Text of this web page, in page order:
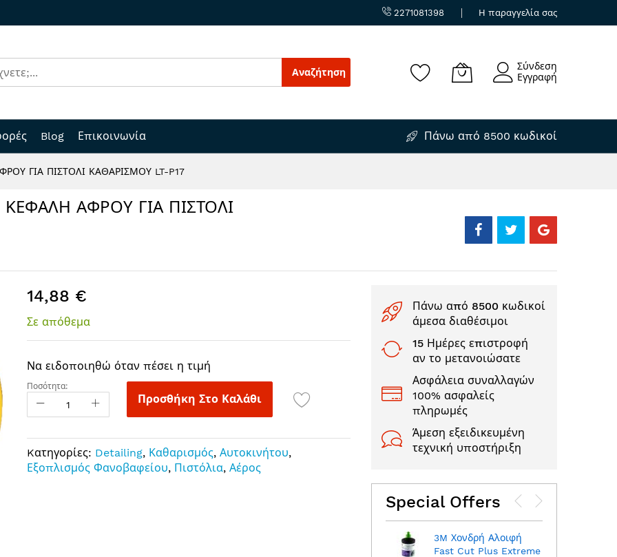
2271081398 Η παραγγελία σας
Αναζήτηση
Σύνδεση
Εγγραφή
Blog Επικοινωνία
Πάνω από 8500 κωδικοί
ΓΙΑ ΠΙΣΤΟΛΙ ΚΑΘΑΡΙΣΜΟΥ LT-P17
ΚΕΦΑΛΗ ΑΦΡΟΥ ΓΙΑ ΠΙΣΤΟΛΙ
14,88 €
Σε απόθεμα
Να ειδοποιηθώ όταν πέσει η τιμή
Ποσότητα:
Προσθήκη Στο Καλάθι
Kατηγορίες: Detailing, Καθαρισμός, Αυτοκινήτου,
Εξοπλισμός Φανοβαφείου, Πιστόλια, Αέρος
Πάνω από 8500 κωδικοί
άμεσα διαθέσιμοι
15 Ημέρες επιστροφή
αν το μετανοιώσατε
Ασφάλεια συναλλαγών
100% ασφαλείς
πληρωμές
Άμεση εξειδικευμένη
τεχνική υποστήριξη
Special Offers
3M Χονδρή Αλοιφή
Fast Cut Plus Extreme